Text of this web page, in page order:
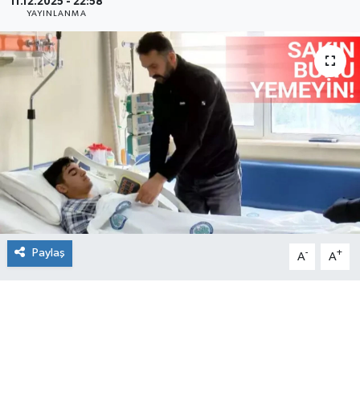
11.12.2025 - 22:58
YAYINLANMA
Paylaş A- A+